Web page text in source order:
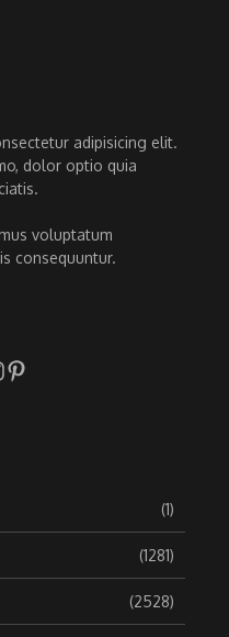
adipisicing elit.
dolor optio quia
voluptatum
consequuntur.
(1)
(1281)
(2528)